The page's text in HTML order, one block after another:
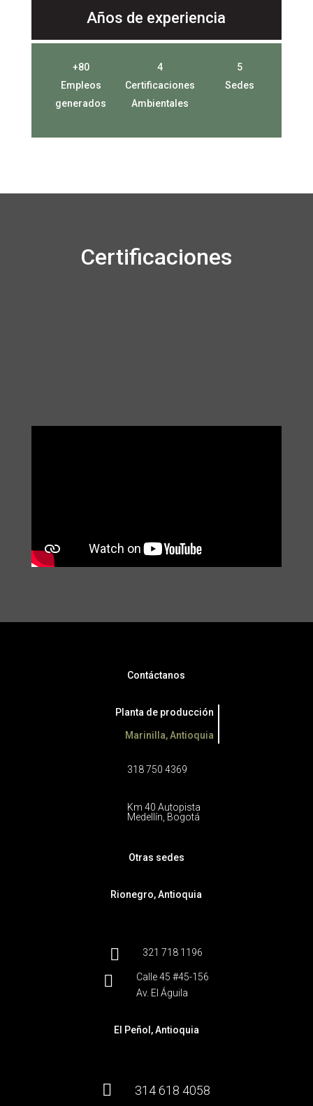
Años de experiencia
+80
Empleos
generados
4
Certificaciones
Ambientales
5
Sedes
Certificaciones
Contáctanos
Planta de producción
Marinilla, Antioquia
318 750 4369
Km 40 Autopista
Medellín, Bogotá
Otras sedes
Rionegro, Antioquia
 321 718 1196

Calle 45 #45-156
Av. El Águila
El Peñol, Antioquia
 314 618 4058